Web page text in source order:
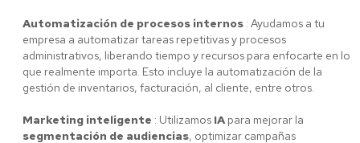
Automatización de procesos internos : Ayudamos a tu
empresa a automatizar tareas repetitivas y procesos
administrativos, liberando tiempo y recursos para enfocarte en lo
que realmente importa. Esto incluye la automatización de la
gestión de inventarios, facturación, al cliente, entre otros.
Marketing inteligente : Utilizamos IApara mejorar la
segmentación de audiencias, optimizar campañas